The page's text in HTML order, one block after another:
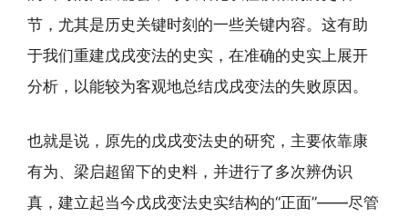
节，尤其是历史关键时刻的一些关键内容。这有助
于我们重建戊戌变法的史实，在准确的史实上展开
分析，以能较为客观地总结戊戌变法的失败原因。
也就是说，原先的戊戌变法史的研究，主要依靠康
有为、梁启超留下的史料，并进行了多次辨伪识
真，建立起当今戊戌变法史实结构的“正面”——尽管